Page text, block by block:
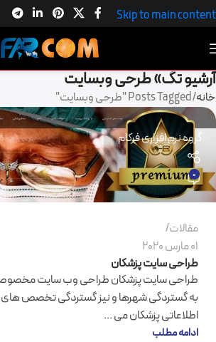
Skip to main content
آرشیو تگ» طرحی وبسایت
خانه Posts Tagged "طرحی وبسایت"
گروه نرم افزاری فرکام
0
مقالات
01 مارس 2020
طراحی سایت پزشکان
طراحی سایت پزشکان طراحی وب سایت مخصوص
به گستردگی شهرها و نیز گستردگی تخصص
اطلاعاتی پزشکان می ...
ادامه مطلب